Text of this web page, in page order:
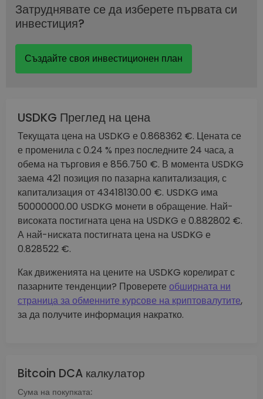
Затруднявате се да изберете първата си
инвестиция?
Създайте своя инвестиционен план
USDKG Преглед на цена
Текущата цена на USDKG е 0.868362 €. Цената се
е променила с 0.24 % през последните 24 часа, а
обема на търговия е 856.750 €. В момента USDKG
заема 421 позиция по пазарна капитализация, с
капитализация от 43418130.00 €. USDKG има
50000000.00 USDKG монети в обращение. Най-
високата постигната цена на USDKG е 0.882802 €.
А най-ниската постигната цена на USDKG е
0.828522 €.
Как движенията на цените на USDKG корелират с
пазарните тенденции? Проверете обширната ни
страница за обменните курсове на криптовалутите,
за да получите информация накратко.
Bitcoin DCA калкулатор
Сума на покупката: